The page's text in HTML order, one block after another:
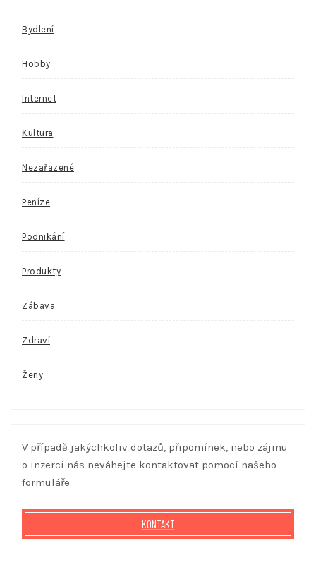
Bydlení
Hobby
Internet
Kultura
Nezařazené
Peníze
Podnikání
Produkty
Zábava
Zdraví
Ženy
V případě jakýchkoliv dotazů, připomínek, nebo zájmu
o inzerci nás neváhejte kontaktovat pomocí našeho
formuláře.
KONTAKT